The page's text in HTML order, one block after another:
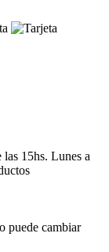
15hs. Lunes a
puede cambiar